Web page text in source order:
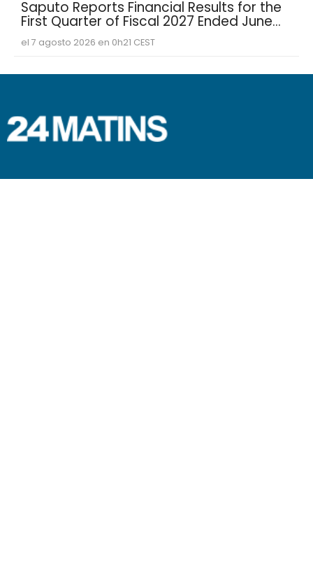
Saputo Reports Financial Results for the
First Quarter of Fiscal 2027 Ended June
30, 2026
el 7 agosto 2026 en 0h21 CEST